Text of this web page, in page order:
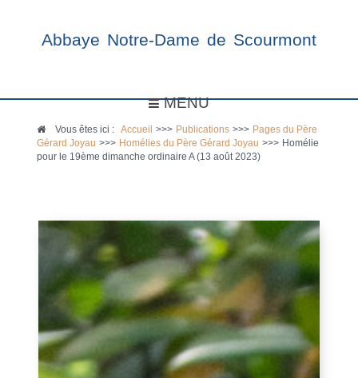
Abbaye Notre-Dame de Scourmont
MENU
Vous êtes ici :Accueil >>> Publications >>> Pages du Père
Gérard Joyau >>> Homélies du Père Gérard Joyau >>> Homélie
pour le 19ème dimanche ordinaire A (13 août 2023)